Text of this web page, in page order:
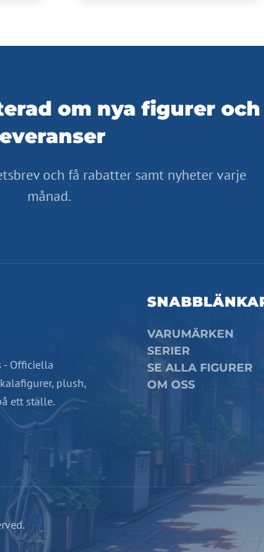
om nya figurer och
och få rabatter samt nyheter varje
månad.
- Officiella
plush,
ett ställe.
VARUMÄRKEN
SERIER
SE ALLA FIGURER
OM OSS